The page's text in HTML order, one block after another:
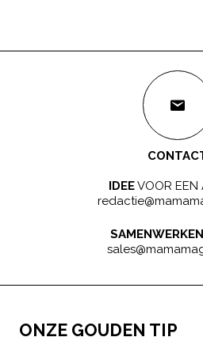
IDEEVOOR EEN
ONZE GOUDEN TIP